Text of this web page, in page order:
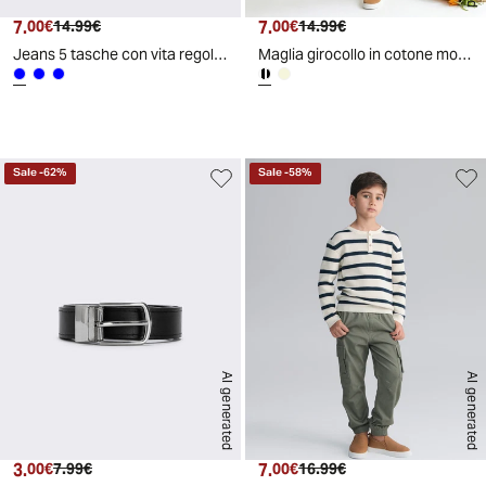
Prezzo attuale
7.00€ Prezzo originale
14.99€
Jeans 5 tasche con vita regolabile - DENIM SCURO
Prezzo attuale
7.00€ Prezzo originale
14.99€
Maglia girocollo in cotone morbido e moderno - Righe
AI generated
Sale-62%
Prezzo attuale
3.00€ Prezzo originale
7.99€
AI generated
Sale-58%
Prezzo attuale
7.00€ Prezzo originale
16.99€